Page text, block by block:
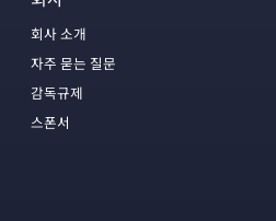
회사 소개
자주 묻는 질문
감독규제
스폰서